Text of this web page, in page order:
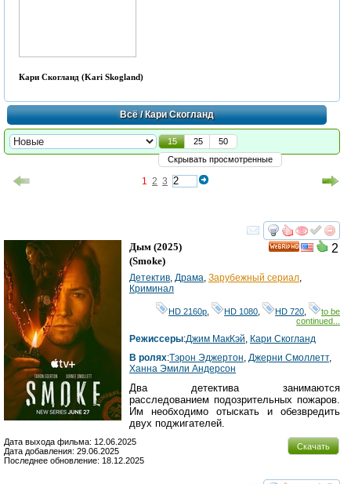
Кари Скогланд (Kari Skogland)
Всё/ Кари Скогланд
15 25
50
Скрывать просмотренные
1 2 3
смотреть
2
Дым (2025)
(Smoke)
Детектив Драма Зарубежный сериал
Криминал
HD 2160р HD 1080 HD 720
to be
continued...
Режиссеры:Джим МакКэй Кари Скогланд
В ролях:Тэрон Эджертон Джерни Смоллетт,
Ханна Эмили Андерсон
Два детектива занимаются
расследованием подозрительных пожаров.
Им необходимо отыскать и обезвредить
двух поджигателей.
Скачать
Дата выхода фильма: 12.06.2025
Дата добавления: 29.06.2025
Последнее обновление: 18.12.2025